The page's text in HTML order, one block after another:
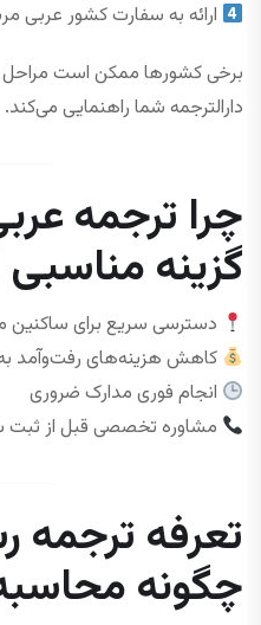
ارائه به سفارت کشور عربی
برخی کشورها ممکن است مراحل
دارالترجمه شما راهنمایی می‌کند.
چرا ترجمه
گزینه
دسترسی سریع برای ساکنین
کاهش هزینه‌های رفت‌وآمد
انجام فوری مدارک ضروری
مشاوره تخصصی قبل از
تعرفه ترجمه
چگونه